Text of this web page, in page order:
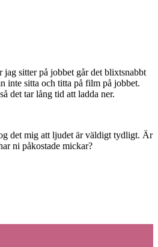
sitter på jobbet går det blixtsnabbt
inte sitta och titta på film på jobbet.
det tar lång tid att ladda ner.
det mig att ljudet är väldigt tydligt. Är
ni påkostade mickar?